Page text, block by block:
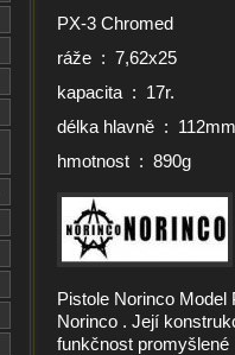
PX-3 Chromed
ráže : 7,62x25
kapacita : 17r.
délka hlavně : 112mm
hmotnost : 890g
Pistole Norinco
Norinco . Její
funkčnost